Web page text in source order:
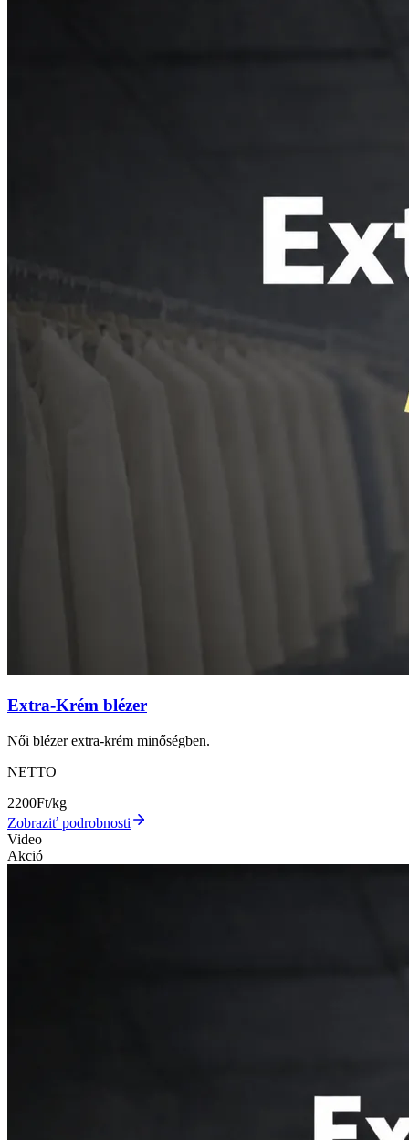
Extra-Krém blézer
Női blézer extra-krém minőségben.
NETTO
2200Ft/kg
Zobraziť podrobnosti
Video
Akció